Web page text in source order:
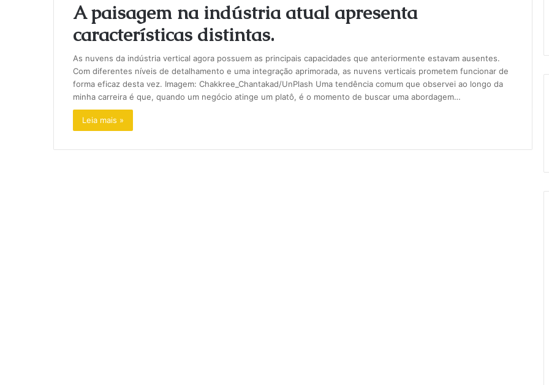
A paisagem na indústria atual apresenta
características distintas.
As nuvens da indústria vertical agora possuem as principais capacidades que anteriormente estavam ausentes.
Com diferentes níveis de detalhamento e uma integração aprimorada, as nuvens verticais prometem funcionar de
forma eficaz desta vez. Imagem: Chakkree_Chantakad/UnPlash Uma tendência comum que observei ao longo da
minha carreira é que, quando um negócio atinge um platô, é o momento de buscar uma abordagem…
Leia mais »